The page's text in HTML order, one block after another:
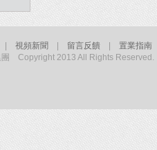
視頻新聞 留言反饋
置業指
團 Copyright 2013 All Rights